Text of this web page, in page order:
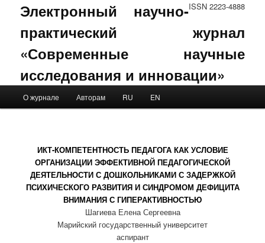
ISSN 2223-4888
Электронный научно-
практический журнал
«Современные научные
исследования и инновации»
Skip to primary content
Skip to secondary content
О журнале Авторам RU EN
ИКТ-КОМПЕТЕНТНОСТЬ ПЕДАГОГА КАК УСЛОВИЕ
ОРГАНИЗАЦИИ ЭФФЕКТИВНОЙ ПЕДАГОГИЧЕСКОЙ
ДЕЯТЕЛЬНОСТИ С ДОШКОЛЬНИКАМИ С ЗАДЕРЖКОЙ
ПСИХИЧЕСКОГО РАЗВИТИЯ И СИНДРОМОМ ДЕФИЦИТА
ВНИМАНИЯ С ГИПЕРАКТИВНОСТЬЮ
Шагиева Елена Сергеевна
Марийский государственный университет
аспирант